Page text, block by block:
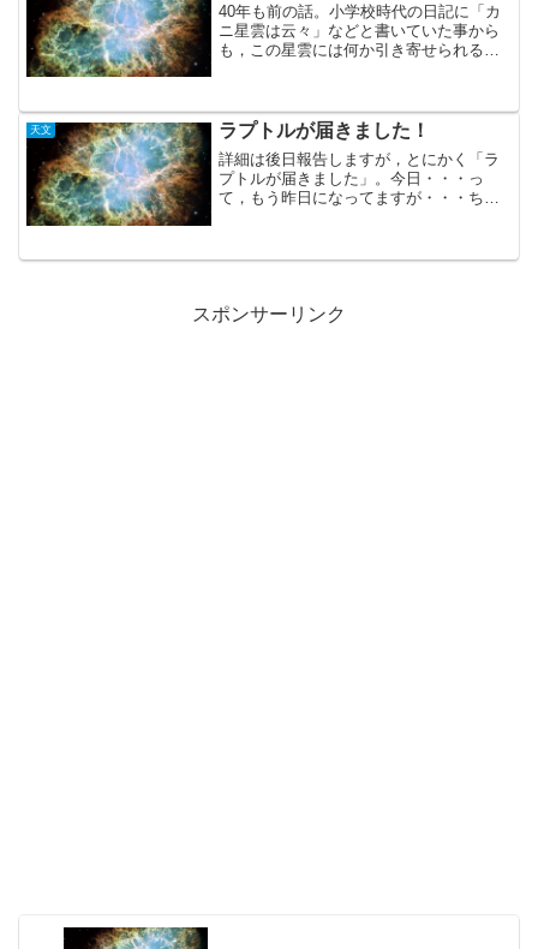
40年も前の話。小学校時代の日記に「カ
ニ星雲は云々」などと書いていた事から
も，この星雲には何か引き寄せられるも
かに星雲の変容さぞか...
天文 ラプトルが届きました！
詳細は後日報告しますが，とにかく「ラ
プトルが届きました」。今日・・・っ
て，もう昨日になってますが・・・ちゃ
で，お楽しみは明日以降と考えていまし
スポンサーリンク